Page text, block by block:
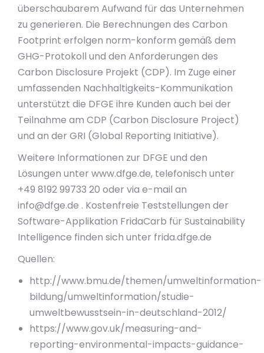
überschaubarem Aufwand für das Unternehmen
zu generieren. Die Berechnungen des Carbon
Footprint erfolgen norm-konform gemäß dem
GHG-Protokoll und den Anforderungen des
Carbon Disclosure Projekt (CDP). Im Zuge einer
umfassenden Nachhaltigkeits-Kommunikation
unterstützt die DFGE ihre Kunden auch bei der
Teilnahme am CDP (Carbon Disclosure Project)
und an der GRI (Global Reporting Initiative).
Weitere Informationen zur DFGE und den
Lösungen unter www.dfge.de, telefonisch unter
+49 8192 99733 20 oder via e-mail an
info@dfge.de . Kostenfreie Teststellungen der
Software-Applikation FridaCarb für Sustainability
Intelligence finden sich unter frida.dfge.de
Quellen:
http://www.bmu.de/themen/umweltinformation-
bildung/umweltinformation/studie-
umweltbewusstsein-in-deutschland-2012/
https://www.gov.uk/measuring-and-
reporting-environmental-impacts-guidance-